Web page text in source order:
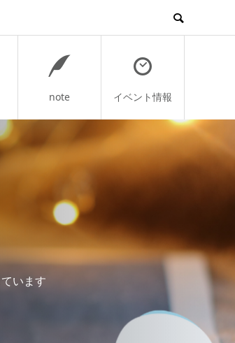
note イベント情報
います